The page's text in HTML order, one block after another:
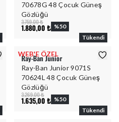
70678G 48 Çocuk Güneş
Gözlüğü
3.759,00 ₺
1.880,00 ₺ %50
WEB'E ÖZEL
Tükendi
Ray-Ban Junior
Ray-Ban Junior 9071S
70624L 48 Çocuk Güneş
Gözlüğü
3.269,00 ₺
1.635,00 ₺ %50
Tükendi